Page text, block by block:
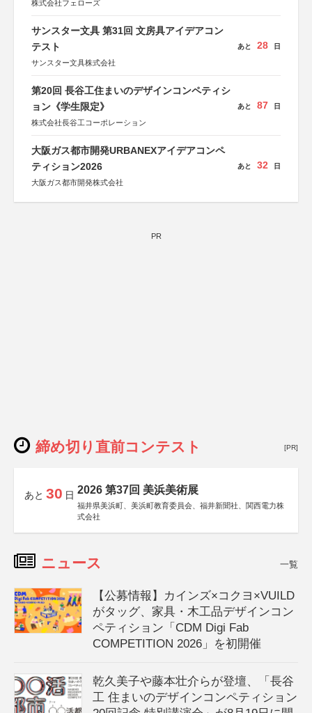
株式会社フェローズ
サンスター文具 第31回 文房具アイデアコン
テスト
サンスター文具株式会社
あと 28 日
第20回 長谷工住まいのデザインコンペティシ
ョン《学生限定》
株式会社長谷工コーポレーション
あと 87 日
大阪ガス都市開発URBANEXアイデアコンペ
ティション2026
大阪ガス都市開発株式会社
あと 32 日
PR
締め切り直前コンテスト [PR]
あと 30 日 2026 第37回 美浜美術展
福井県美浜町、美浜町教育委員会、福井新聞社、関西電力株
式会社
ニュース 一覧
【公募情報】カインズ×コクヨ×VUILD
がタッグ、家具・木工品デザインコン
ペティション「CDM Digi Fab
COMPETITION 2026」を初開催
乾久美子や藤本壮介らが登壇、「長谷
工 住まいのデザインコンペティション